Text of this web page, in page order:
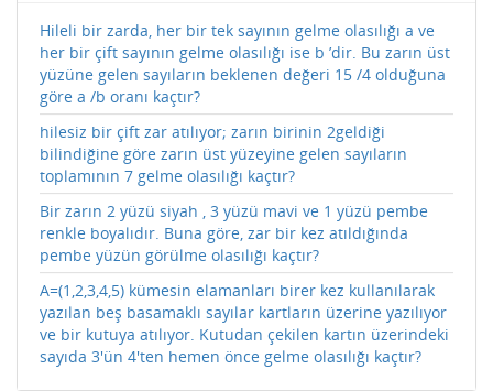
Hileli bir zarda, her bir tek sayının gelme olasılığı a ve
her bir çift sayının gelme olasılığı ise b ’dir. Bu zarın üst
yüzüne gelen sayıların beklenen değeri 15 /4 olduğuna
göre a /b oranı kaçtır?
hilesiz bir çift zar atılıyor; zarın birinin 2geldiği
bilindiğine göre zarın üst yüzeyine gelen sayıların
toplamının 7 gelme olasılığı kaçtır?
Bir zarın 2 yüzü siyah , 3 yüzü mavi ve 1 yüzü pembe
renkle boyalıdır. Buna göre, zar bir kez atıldığında
pembe yüzün görülme olasılığı kaçtır?
A=(1,2,3,4,5) kümesin elamanları birer kez kullanılarak
yazılan beş basamaklı sayılar kartların üzerine yazılıyor
ve bir kutuya atılıyor. Kutudan çekilen kartın üzerindeki
sayıda 3'ün 4'ten hemen önce gelme olasılığı kaçtır?